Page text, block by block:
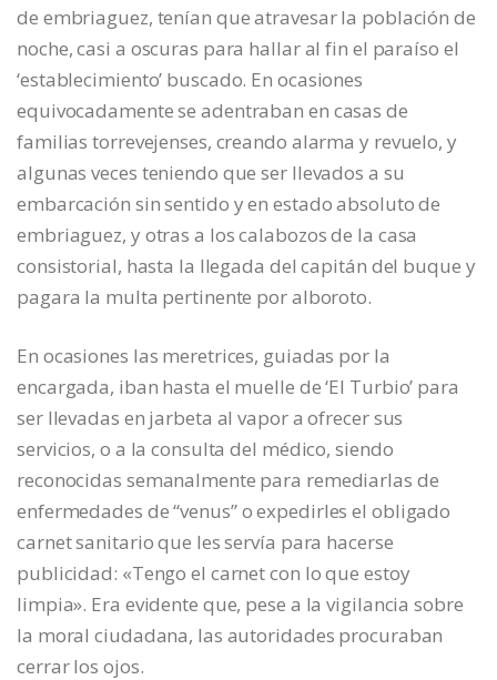
de embriaguez, tenían que atravesar la población de
noche, casi a oscuras para hallar al fin el paraíso el
‘establecimiento’ buscado. En ocasiones
equivocadamente se adentraban en casas de
familias torrevejenses, creando alarma y revuelo, y
algunas veces teniendo que ser llevados a su
embarcación sin sentido y en estado absoluto de
embriaguez, y otras a los calabozos de la casa
consistorial, hasta la llegada del capitán del buque y
pagara la multa pertinente por alboroto.
En ocasiones las meretrices, guiadas por la
encargada, iban hasta el muelle de ‘El Turbio’ para
ser llevadas en jarbeta al vapor a ofrecer sus
servicios, o a la consulta del médico, siendo
reconocidas semanalmente para remediarlas de
enfermedades de “venus” o expedirles el obligado
carnet sanitario que les servía para hacerse
publicidad: «Tengo el carnet con lo que estoy
limpia». Era evidente que, pese a la vigilancia sobre
la moral ciudadana, las autoridades procuraban
cerrar los ojos.